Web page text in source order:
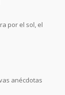
por el sol, el
anécdotas